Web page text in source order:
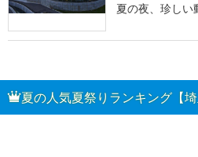
夏の夜、珍しい
夏の人気夏祭りランキング【